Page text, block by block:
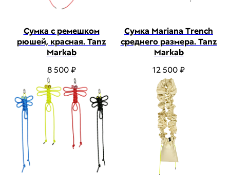
Сумка с ремешком
рюшей, красная. Tanz
Markab
8 500 ₽
Сумка Mariana Trench
среднего размера. Tanz
Markab
12 500₽